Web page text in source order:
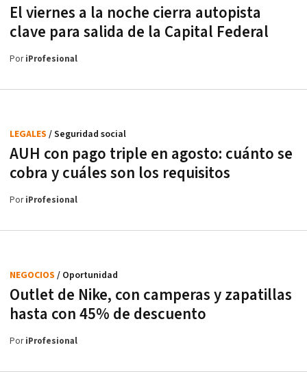
El viernes a la noche cierra autopista
clave para salida de la Capital Federal
PoriProfesional
AUH con pago triple en agosto: cuánto se
cobra y cuáles son los requisitos
LEGALES / Seguridad social
PoriProfesional
Outlet de Nike, con camperas y zapatillas
hasta con 45% de descuento
NEGOCIOS / Oportunidad
PoriProfesional